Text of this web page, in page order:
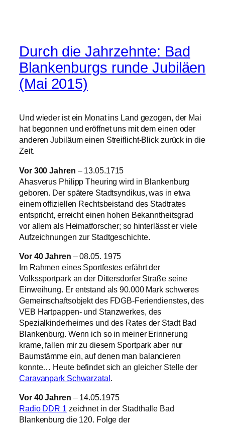
Durch die Jahrzehnte: Bad
Blankenburgs runde Jubiläen
(Mai 2015)
Und wieder ist ein Monat ins Land gezogen, der Mai
hat begonnen und eröffnet uns mit dem einen oder
anderen Jubiläum einen Streiflicht-Blick zurück in die
Zeit.
Vor 300 Jahren – 13.05.1715
Ahasverus Philipp Theuring wird in Blankenburg
geboren. Der spätere Stadtsyndikus, was in etwa
einem offiziellen Rechtsbeistand des Stadtrates
entspricht, erreicht einen hohen Bekanntheitsgrad
vor allem als Heimatforscher; so hinterlässt er viele
Aufzeichnungen zur Stadtgeschichte.
Vor 40 Jahren – 08.05. 1975
Im Rahmen eines Sportfestes erfährt der
Volkssportpark an der Dittersdorfer Straße seine
Einweihung. Er entstand als 90.000 Mark schweres
Gemeinschaftsobjekt des FDGB-Feriendienstes, des
VEB Hartpappen‑ und Stanzwerkes, des
Spezialkinderheimes und des Rates der Stadt Bad
Blankenburg. Wenn ich so in meiner Erinnerung
krame, fallen mir zu diesem Sportpark aber nur
Baumstämme ein, auf denen man balancieren
konnte… Heute befindet sich an gleicher Stelle der
Caravanpark Schwarzatal.
Vor 40 Jahren – 14.05.1975
Radio DDR 1 zeichnet in der Stadthalle Bad
Blankenburg die 120. Folge der